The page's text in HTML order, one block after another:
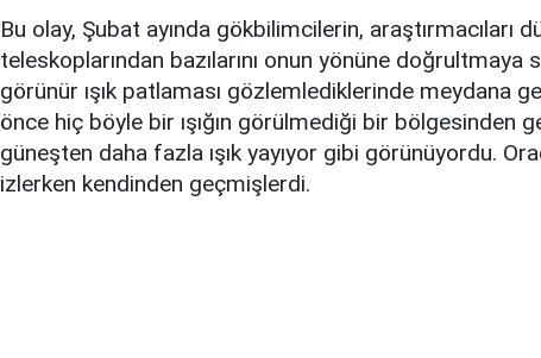
Bu olay, Şubat ayında gökbilimcilerin, araştırmacıları
teleskoplarından bazılarını onun yönüne doğrultmaya
görünür ışık patlaması gözlemlediklerinde meydana
önce hiç böyle bir ışığın görülmediği bir bölgesinden
güneşten daha fazla ışık yayıyor gibi görünüyordu.
izlerken kendinden geçmişlerdi.